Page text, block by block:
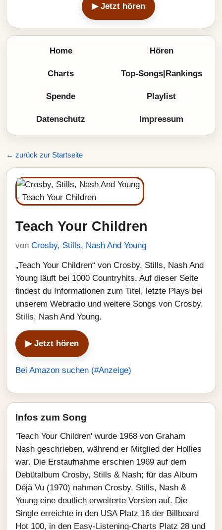
▶ Jetzt hören
Home Hören
Charts Top-Songs|Rankings
Spende Playlist
Datenschutz Impressum
← zurück zur Startseite
Teach Your Children
von Crosby, Stills, Nash And Young
„Teach Your Children“ von Crosby, Stills, Nash And
Young läuft bei 1000 Countryhits. Auf dieser Seite
findest du Informationen zum Titel, letzte Plays bei
unserem Webradio und weitere Songs von Crosby,
Stills, Nash And Young.
▶ Jetzt hören
Bei Amazon suchen (#Anzeige)
Infos zum Song
'Teach Your Children' wurde 1968 von Graham
Nash geschrieben, während er Mitglied der Hollies
war. Die Erstaufnahme erschien 1969 auf dem
Debütalbum Crosby, Stills & Nash; für das Album
Déjà Vu (1970) nahmen Crosby, Stills, Nash &
Young eine deutlich erweiterte Version auf. Die
Single erreichte in den USA Platz 16 der Billboard
Hot 100, in den Easy-Listening-Charts Platz 28 und